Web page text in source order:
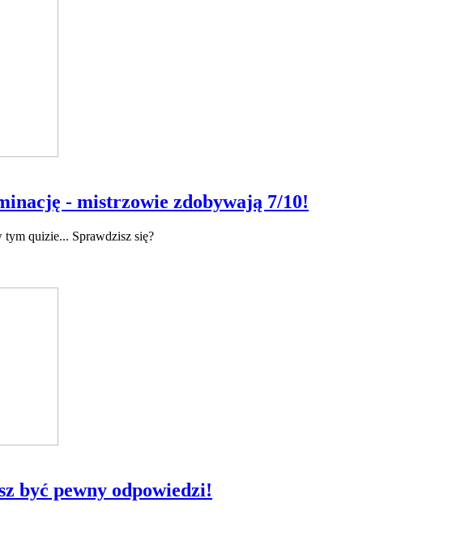
- mistrzowie zdobywają 7/10!
quizie... Sprawdzisz się?
być pewny odpowiedzi!